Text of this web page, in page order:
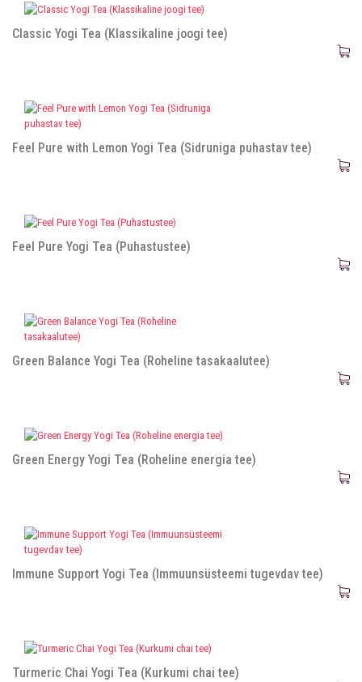
Classic Yogi Tea (Klassikaline joogi tee)
Feel Pure with Lemon Yogi Tea (Sidruniga puhastav tee)
Feel Pure Yogi Tea (Puhastustee)
Green Balance Yogi Tea (Roheline tasakaalutee)
Green Energy Yogi Tea (Roheline energia tee)
Immune Support Yogi Tea (Immuunsüsteemi tugevdav tee)
Turmeric Chai Yogi Tea (Kurkumi chai tee)